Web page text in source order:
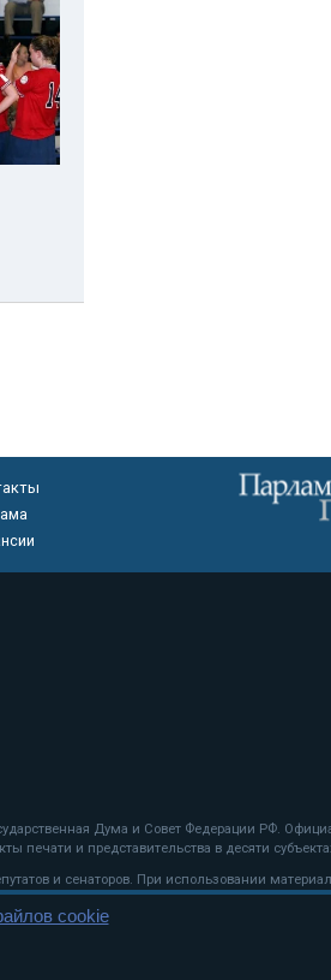
Дума и Совет Федерации РФ.
печати и представительства в десяти
и сенаторов. При использовании
cookie